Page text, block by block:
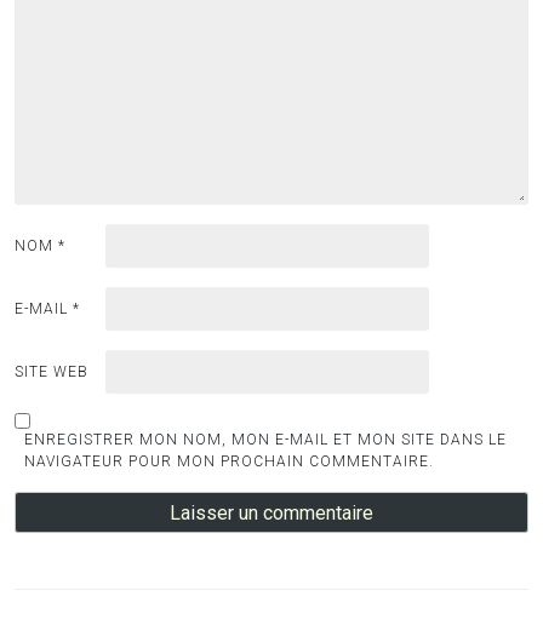
NOM *
E-MAIL *
SITE WEB
ENREGISTRER MON NOM, MON E-MAIL ET MON SITE DANS LE
NAVIGATEUR POUR MON PROCHAIN COMMENTAIRE.